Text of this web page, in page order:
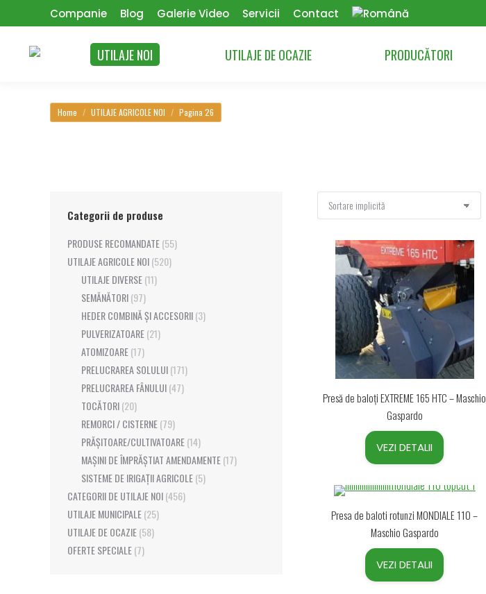
Companie Blog Galerie Video Servicii Contact
UTILAJE NOI UTILAJE DE OCAZIE PRODUCĂTORI
You are here:
Home UTILAJE AGRICOLE NOI Pagina 26
Presă de baloți EXTREME 165 HTC – Maschio
Gaspardo
VEZI DETALII
Presa de baloti rotunzi MONDIALE 110 –
Maschio Gaspardo
VEZI DETALII
Categorii de produse
PRODUSE RECOMANDATE(55)
UTILAJE AGRICOLE NOI(520)
UTILAJE DIVERSE(11)
SEMĂNĂTORI(97)
HEDER COMBINĂ ȘI ACCESORII(3)
PULVERIZATOARE(21)
ATOMIZOARE(17)
PRELUCRAREA SOLULUI(171)
PRELUCRAREA FÂNULUI(47)
TOCĂTORI(20)
REMORCI / CISTERNE(79)
PRĂȘITOARE/CULTIVATOARE(14)
MAȘINI DE ÎMPRĂȘTIAT AMENDAMENTE(17)
SISTEME DE IRIGAȚII AGRICOLE(5)
CATEGORII DE UTILAJE NOI(456)
UTILAJE MUNICIPALE(25)
UTILAJE DE OCAZIE(58)
OFERTE SPECIALE(7)